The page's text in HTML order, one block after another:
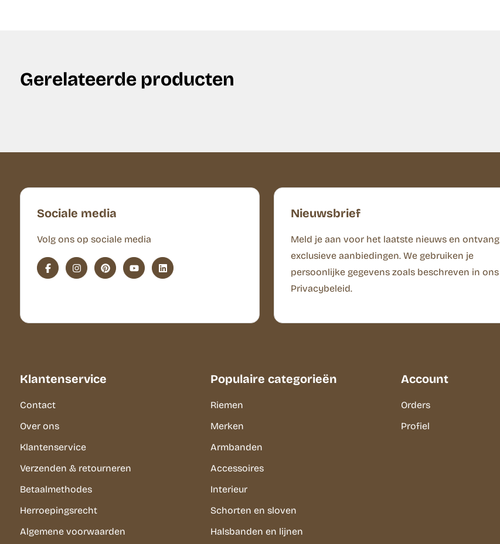
Gerelateerde producten
Sociale media
Volg ons op sociale media
Nieuwsbrief
Meld je aan voor het laatste nieuws en ontvang
exclusieve aanbiedingen. We gebruiken je
persoonlijke gegevens zoals beschreven in ons
Privacybeleid.
Klantenservice
Contact
Over ons
Klantenservice
Verzenden & retourneren
Betaalmethodes
Herroepingsrecht
Algemene voorwaarden
Populaire categorieën
Riemen
Merken
Armbanden
Accessoires
Interieur
Schorten en sloven
Halsbanden en lijnen
Account
Orders
Profiel